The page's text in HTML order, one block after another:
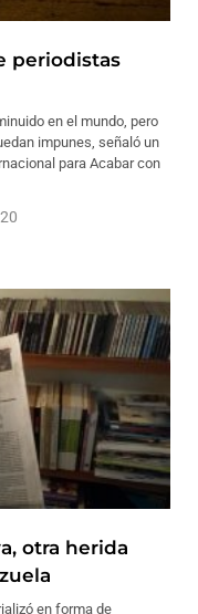
periodistas
en el mundo, pero
impunes, señaló un
para Acabar con
otra herida
en forma de